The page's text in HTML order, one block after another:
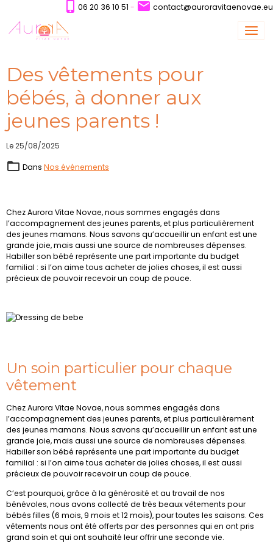
06 20 36 10 51 - contact@auroravitaenovae.eu
Des vêtements pour
bébés, à donner aux
jeunes parents !
Le 25/08/2025
Dans Nos événements
Chez Aurora Vitae Novae, nous sommes engagés dans
l’accompagnement des jeunes parents, et plus particulièrement
des jeunes mamans. Nous savons qu’accueillir un enfant est une
grande joie, mais aussi une source de nombreuses dépenses.
Habiller son bébé représente une part importante du budget
familial : si l’on aime tous acheter de jolies choses, il est aussi
précieux de pouvoir recevoir un coup de pouce.
Un soin particulier pour chaque
vêtement
Chez Aurora Vitae Novae, nous sommes engagés dans
l’accompagnement des jeunes parents, et plus particulièrement
des jeunes mamans. Nous savons qu’accueillir un enfant est une
grande joie, mais aussi une source de nombreuses dépenses.
Habiller son bébé représente une part importante du budget
familial : si l’on aime tous acheter de jolies choses, il est aussi
précieux de pouvoir recevoir un coup de pouce.
C’est pourquoi, grâce à la générosité et au travail de nos
bénévoles, nous avons collecté de très beaux vêtements pour
bébés filles (6 mois, 9 mois et 12 mois), pour toutes les saisons. Ces
vêtements nous ont été offerts par des personnes qui en ont pris
grand soin et qui ont souhaité leur offrir une seconde vie.